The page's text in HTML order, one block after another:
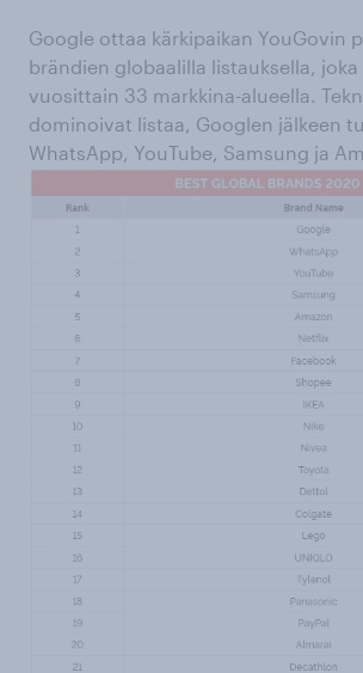
Google ottaa kärkipaikan YouGovin
brändien globaalilla listauksella, joka
vuosittain 33 markkina-alueella.
dominoivat listaa, Googlen jälkeen
WhatsApp, YouTube, Samsung ja